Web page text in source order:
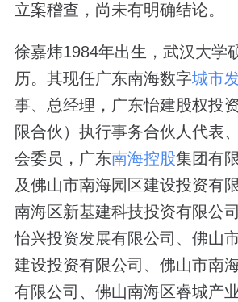
立案稽查，尚未有明确结论。
徐嘉炜1984年出生，武汉大学
历。其现任广东南海数字城市
事、总经理，广东怡建股权投
限合伙）执行事务合伙人代表
会委员，广东南海控股集团有
及佛山市南海园区建设投资有
南海区新基建科技投资有限公
怡兴投资发展有限公司、佛山
建设投资有限公司、佛山市南
有限公司、佛山南海区睿城产